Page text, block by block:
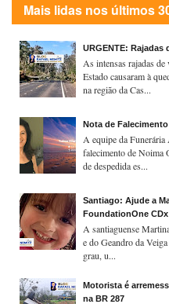
Mais lidas nos últimos
URGENTE: Rajadas
As intensas rajadas
Estado causaram à
na região da Cas...
Nota de Falecimento
A equipe da Funerária
falecimento de Noima
de despedida es...
Santiago: Ajude a
FoundationOne CDx
A santiaguense
e do Geandro da
grau, u...
Motorista é
na BR 287